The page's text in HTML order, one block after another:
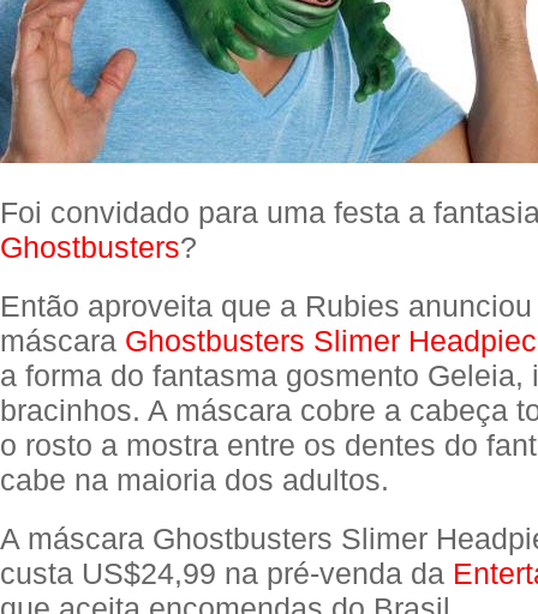
Foi convidado para uma festa a
Ghostbusters?
Então aproveita que a Rubies
máscara Ghostbusters Slimer
a forma do fantasma gosmento Geleia,
bracinhos. A máscara cobre a cabeça
o rosto a mostra entre os dentes do
cabe na maioria dos adultos.
A máscara Ghostbusters Slimer
custa US$24,99 na pré-venda da